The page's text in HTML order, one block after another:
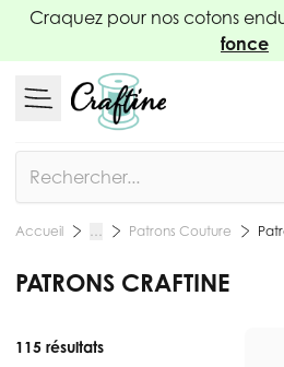
Allez au contenu
Craquez pour nos cotons
fonce
Accueil … Patrons Couture
PATRONS CRAFTINE
115 résultats